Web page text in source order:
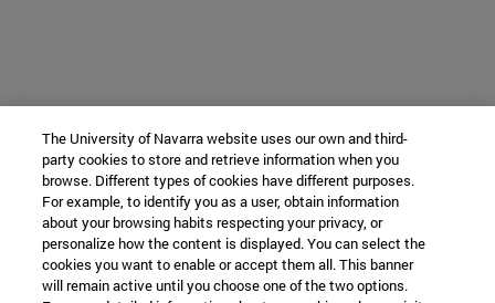
The University of Navarra website uses our own and third-
party cookies to store and retrieve information when you
browse. Different types of cookies have different purposes.
For example, to identify you as a user, obtain information
about your browsing habits respecting your privacy, or
personalize how the content is displayed. You can select the
cookies you want to enable or accept them all. This banner
will remain active until you choose one of the two options.